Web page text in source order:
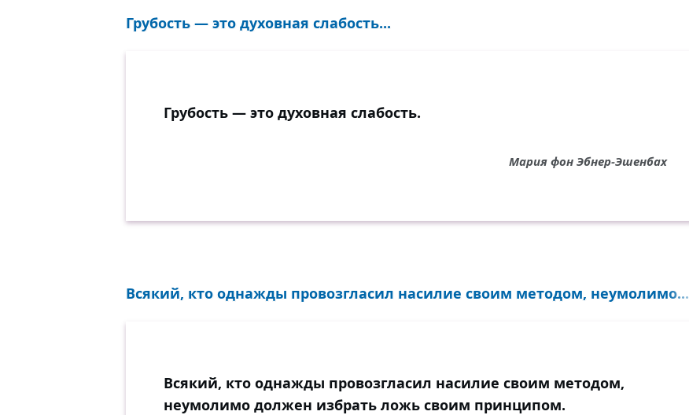
Грубость — это духовная слабость...
Грубость — это духовная слабость.
Мария фон Эбнер-Эшенбах
Всякий, кто однажды провозгласил насилие своим методом, неумолимо...
Всякий, кто однажды провозгласил насилие своим методом,
неумолимо должен избрать ложь своим принципом.